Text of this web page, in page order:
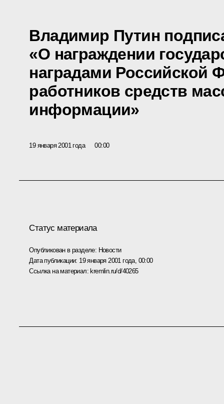
Владимир Путин
«О награждении
наградами Российской
работников средств
информации»
19 января 2001 года 00:00
Статус материала
Опубликован в разделе: Новости
Дата публикации: 19 января 2001 года, 00:00
Ссылка на материал:kremlin.ru/d/40265